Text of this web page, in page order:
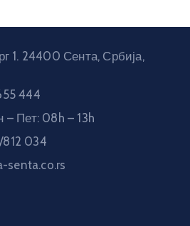
1. 24400 Сента, Србија,
444
– Пет: 08h – 13h
812 034
senta.co.rs